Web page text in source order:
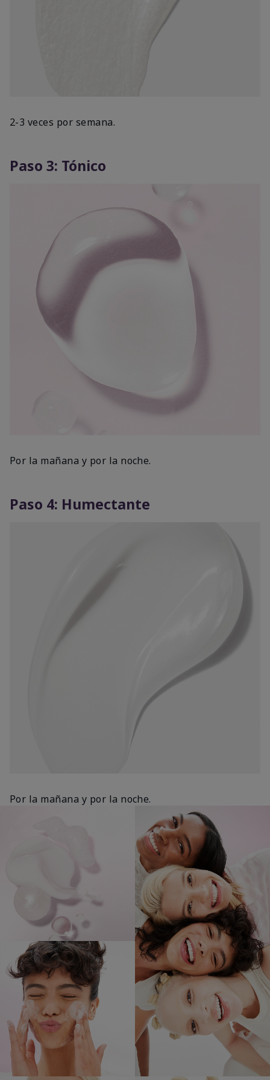
2-3 veces por semana.
Paso 3: Tónico
Por la mañana y por la noche.
Paso 4: Humectante
Por la mañana y por la noche.